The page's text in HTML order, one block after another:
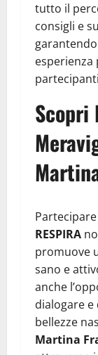
tutto il
consigli e
Scopri
Partecipare
RESPIRA
promuove
sano e
anche
dialogare
bellezze
Martina